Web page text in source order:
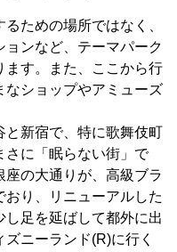
ための場所ではなく、
ンなど、テーマパーク
ます。また、ここから行
なショップやアミューズ
と新宿で、特に歌舞伎町
さに「眠らない​街」で
の大通りが、高級ブラ
り、リニューアルした
足を延ばして都外に出
ニーランド(R)に行く